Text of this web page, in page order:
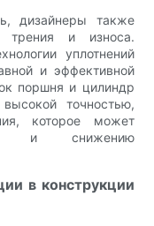
дизайнеры также
трения и износа.
уплотнений
и эффективной
поршня и цилиндр
точностью,
которое может
и снижению
в конструкции